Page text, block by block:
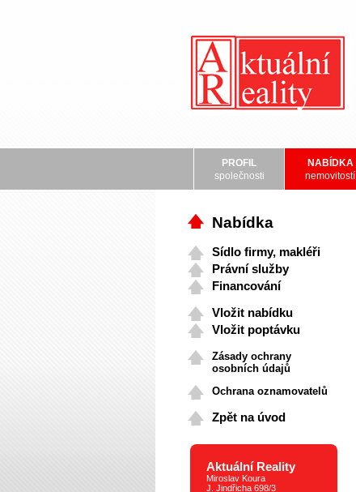
PROFIL
společnosti
NABÍDKA
nemovitostí
Nabídka
Sídlo firmy, makléři
Právní služby
Financování
Vložit nabídku
Vložit poptávku
Zásady ochrany
osobních údajů
Ochrana oznamovatelů
Zpět na úvod
Aktuální Reality
Miroslav Koura
J. Jindřicha 698/3